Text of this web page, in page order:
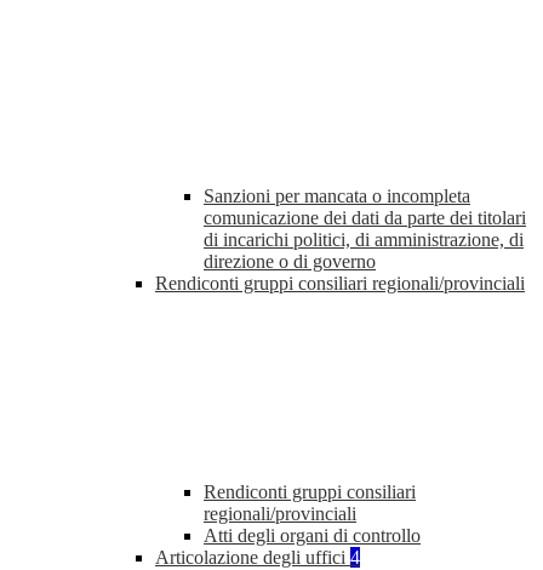
Sanzioni per mancata o incompleta
comunicazione dei dati da parte dei titolari
di incarichi politici, di amministrazione, di
direzione o di governo
Rendiconti gruppi consiliari regionali/provinciali
Rendiconti gruppi consiliari
regionali/provinciali
Atti degli organi di controllo
Articolazione degli uffici 4